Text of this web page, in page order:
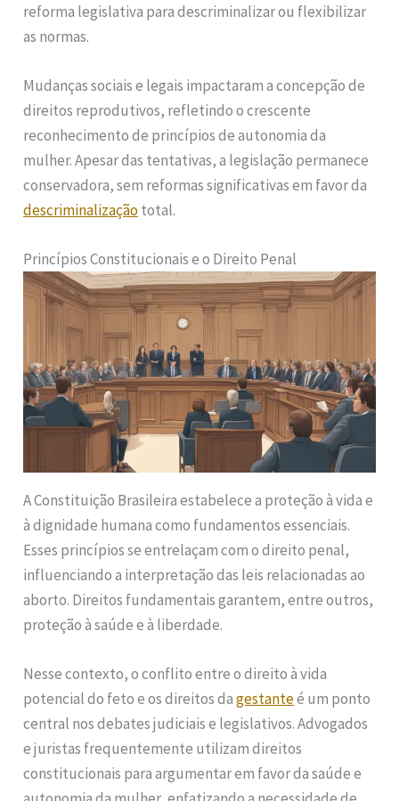
reforma legislativa para descriminalizar ou flexibilizar
as normas.
Mudanças sociais e legais impactaram a concepção de
direitos reprodutivos, refletindo o crescente
reconhecimento de princípios de autonomia da
mulher. Apesar das tentativas, a legislação permanece
conservadora, sem reformas significativas em favor da
descriminalizaçãototal.
Princípios Constitucionais e o Direito Penal
A Constituição Brasileira estabelece a proteção à vida e
à dignidade humana como fundamentos essenciais.
Esses princípios se entrelaçam com o direito penal,
influenciando a interpretação das leis relacionadas ao
aborto. Direitos fundamentais garantem, entre outros,
proteção à saúde e à liberdade.
Nesse contexto, o conflito entre o direito à vida
potencial do feto e os direitos dagestanteé um ponto
central nos debates judiciais e legislativos. Advogados
e juristas frequentemente utilizam direitos
constitucionais para argumentar em favor da saúde e